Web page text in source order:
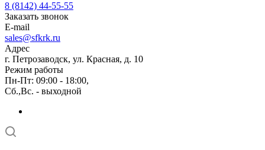
8 (8142) 44-55-55
Заказать звонок
E-mail
sales@sfkrk.ru
Адрес
г. Петрозаводск, ул. Красная, д. 10
Режим работы
Пн-Пт: 09:00 - 18:00,
Сб.,Вс. - выходной